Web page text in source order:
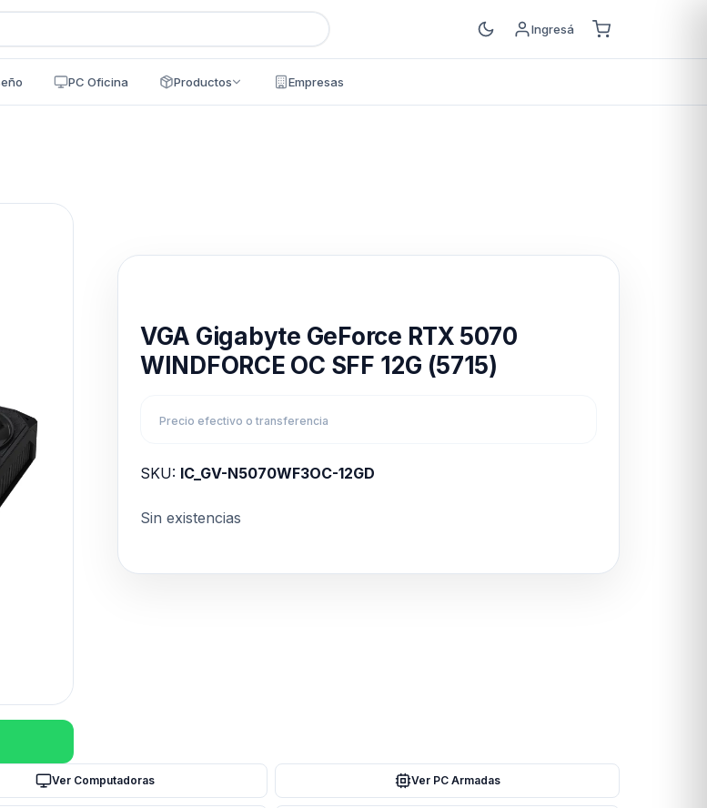
Ingresá
PC Oficina Productos Empresas
VGA Gigabyte GeForce RTX 5070
WINDFORCE OC SFF 12G (5715)
Precio efectivo o transferencia
SKU: IC_GV-N5070WF3OC-12GD
Sin existencias
Ver Computadoras Ver PC Armadas